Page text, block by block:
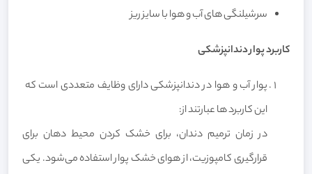
سرشیلنگی های آب و هوا با سایز ریز
کاربرد پوار دندانپزشکی
پوار آب و هوا در دندانپزشکی دارای وظایف متعددی است که
این کاربرد ها عبارتند از:
در زمان ترمیم دندان، برای خشک کردن محیط دهان برای
قرارگیری کامپوزیت، از هوای خشک پوار استفاده می‌شود. یکی